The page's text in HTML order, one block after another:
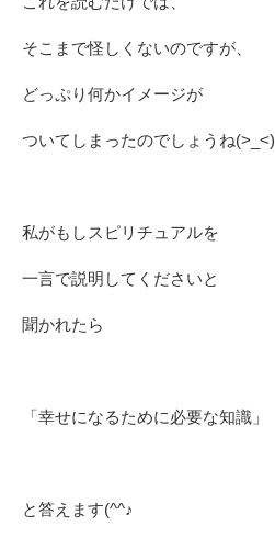
そこまで怪しくないのですが、
どっぷり何かイメージが
ついてしまったのでしょうね(>_<)
私がもしスピリチュアルを
一言で説明してくださいと
聞かれたら
「幸せになるために必要な知識」
と答えます(^^♪